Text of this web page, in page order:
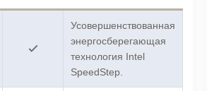
Усовершенствованная
энергосберегающая
технология Intel
SpeedStep.